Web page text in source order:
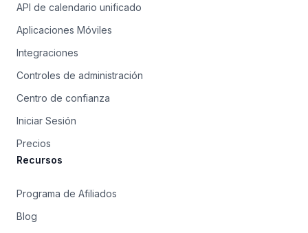
API de calendario unificado
Aplicaciones Móviles
Integraciones
Controles de administración
Centro de confianza
Iniciar Sesión
Precios
Recursos
Programa de Afiliados
Blog